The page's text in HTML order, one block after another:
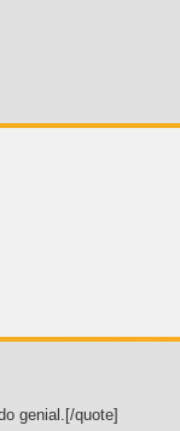
genial.[/quote]